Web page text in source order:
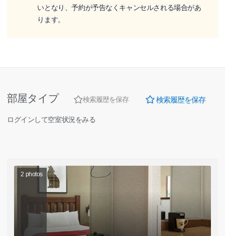
いとなり、予約が予告なくキャンセルされる場合があ
ります。
部屋タイプ 検索履歴を保存 検索履歴を保存
ログインして空室状況をみる
2 photos